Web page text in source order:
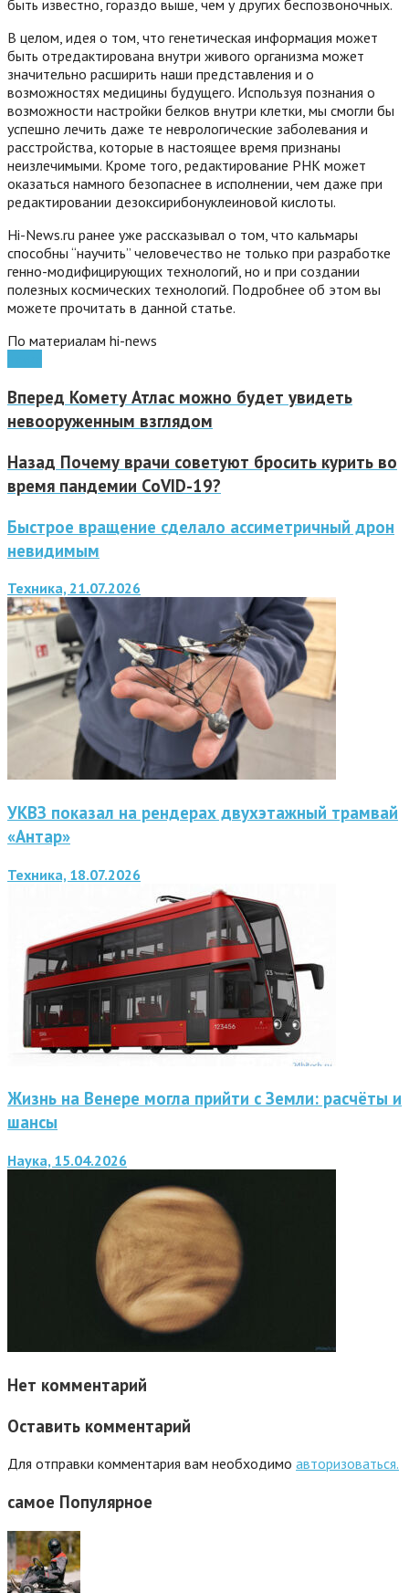
быть известно, гораздо выше, чем у других беспозвоночных.
В целом, идея о том, что генетическая информация может
быть отредактирована внутри живого организма может
значительно расширить наши представления и о
возможностях медицины будущего. Используя познания о
возможности настройки белков внутри клетки, мы смогли бы
успешно лечить даже те неврологические заболевания и
расстройства, которые в настоящее время признаны
неизлечимыми. Кроме того, редактирование РНК может
оказаться намного безопаснее в исполнении, чем даже при
редактировании дезоксирибонуклеиновой кислоты.
Hi-News.ru ранее уже рассказывал о том, что кальмары
способны “научить” человечество не только при разработке
генно-модифицирующих технологий, но и при создании
полезных космических технологий. Подробнее об этом вы
можете прочитать в данной статье.
По материалам hi-news
Вперед Комету Атлас можно будет увидеть
невооруженным взглядом
Назад Почему врачи советуют бросить курить во
время пандемии CoVID-19?
Быстрое вращение сделало ассиметричный дрон
невидимым
Техника, 21.07.2026
УКВЗ показал на рендерах двухэтажный трамвай
«Антар»
Техника, 18.07.2026
Жизнь на Венере могла прийти с Земли: расчёты и
шансы
Наука, 15.04.2026
Нет комментарий
Оставить комментарий
Для отправки комментария вам необходимо авторизоваться.
самое Популярное